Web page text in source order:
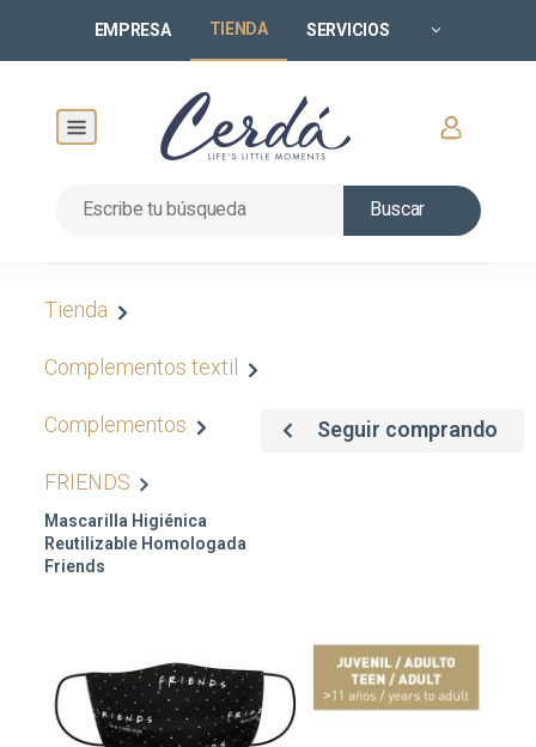
EMPRESA TIENDA SERVICIOS
Buscar
Tienda
Complementos textil
Complementos
FRIENDS
Mascarilla Higiénica
Reutilizable Homologada
Friends
Seguir comprando